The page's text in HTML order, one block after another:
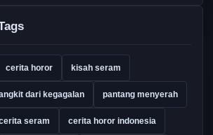
cerita horor kisah seram
dari kegagalan pantang menyerah
seram cerita horor indonesia